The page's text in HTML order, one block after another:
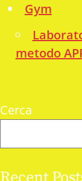
Gym
metodo
Cerca